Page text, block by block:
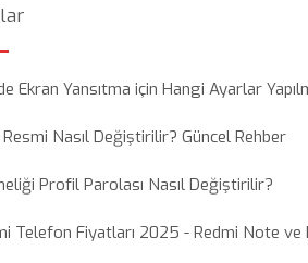
Ekran Yansıtma için Hangi Ayarlar
Nasıl Değiştirilir? Güncel Rehber
Profil Parolası Nasıl Değiştirilir?
Telefon Fiyatları 2025 - Redmi Note ve